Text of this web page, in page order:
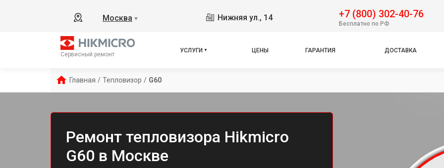
Москва ▼ Нижняя ул., 14 +7 (800) 302-40-76
Бесплатно по РФ
Сервисный ремонт
УСЛУГИ ЦЕНЫ ГАРАНТИЯ ДОСТАВКА
Главная / Тепловизор / G60
Ремонт тепловизора Hikmicro
G60 в Москве